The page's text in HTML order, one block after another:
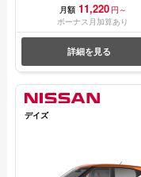
月額 11,220 円～
ボーナス月加算あり
詳細を見る
デイズ